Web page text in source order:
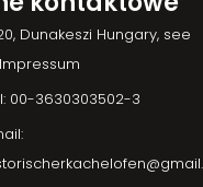
Dunakeszi Hungary, see
00-3630303502-3